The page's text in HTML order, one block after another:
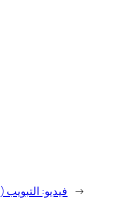
فيديو: التبويب (1) – ورشة عمل معيار 9 و15 →